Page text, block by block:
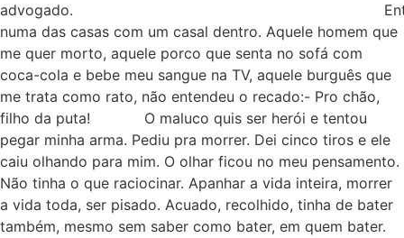
advogado.
numa das casas com um casal dentro. Aquele homem que
me quer morto, aquele porco que senta no sofá com
coca-cola e bebe meu sangue na TV, aquele burguês que
me trata como rato, não entendeu o recado:- Pro chão,
filho da puta! O maluco quis ser herói e tentou
pegar minha arma. Pediu pra morrer. Dei cinco tiros e ele
caiu olhando para mim. O olhar ficou no meu pensamento.
Não tinha o que raciocinar. Apanhar a vida inteira, morrer
a vida toda, ser pisado. Acuado, recolhido, tinha de bater
também, mesmo sem saber como bater, em quem bater.